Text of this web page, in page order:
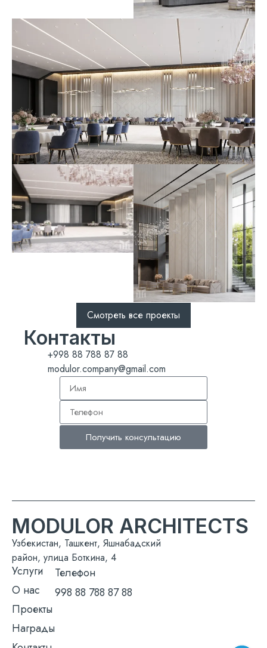
Смотреть все проекты
Контакты
+998 88 788 87 88
modulor.company@gmail.com
Получить консультацию
Узбекистан, Ташкент, Яшнабадский
район, улица Боткина, 4
MODULOR ARCHITECTS
Услуги
О нас
Проекты
Награды
Телефон
998 88 788 87 88